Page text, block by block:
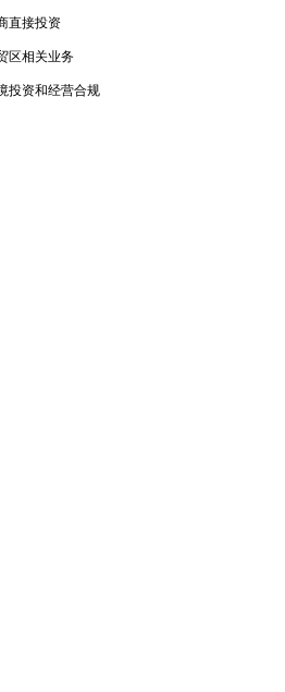
直接投资
区相关业务
投资和经营合规